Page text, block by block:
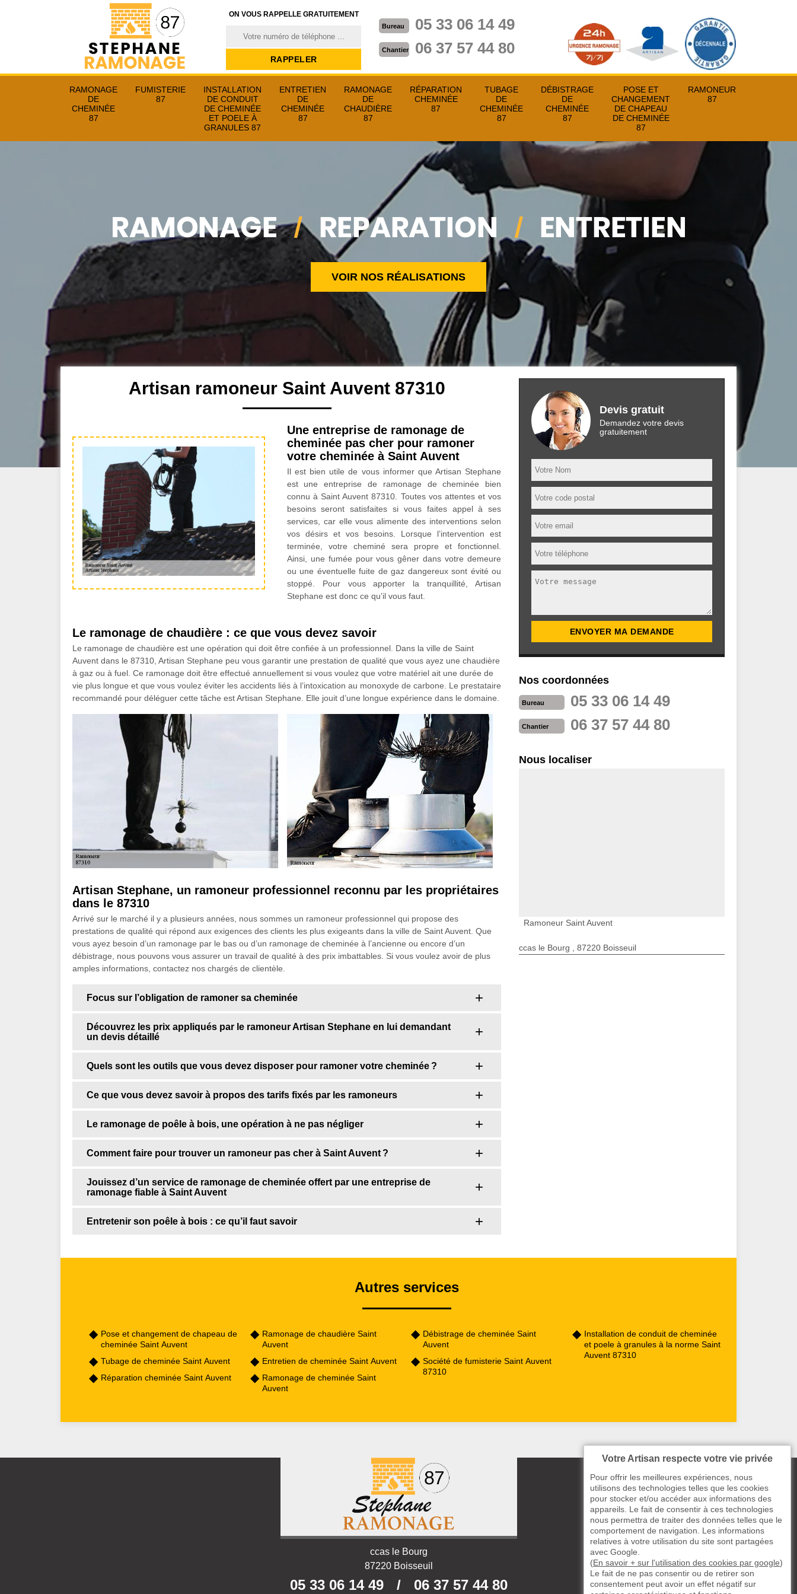
ON VOUS RAPPELLE GRATUITEMENT
Bureau 05 33 06 14 49
Chantier 06 37 57 44 80
RAMONAGE
DE
CHEMINÉE
87
FUMISTERIE
87
INSTALLATION
DE CONDUIT
DE CHEMINÉE
ET POELE À
GRANULES 87
ENTRETIEN
DE
CHEMINÉE
87
RAMONAGE
DE
CHAUDIÈRE
87
RÉPARATION
CHEMINÉE
87
TUBAGE
DE
CHEMINÉE
87
DÉBISTRAGE
DE
CHEMINÉE
87
POSE ET
CHANGEMENT
DE CHAPEAU
DE CHEMINÉE
87
RAMONEUR
87
VOIR NOS RÉALISATIONS
Artisan ramoneur Saint Auvent 87310
Une entreprise de ramonage de
cheminée pas cher pour ramoner
votre cheminée à Saint Auvent
Il est bien utile de vous informer que Artisan Stephane
est une entreprise de ramonage de cheminée bien
connu à Saint Auvent 87310. Toutes vos attentes et vos
besoins seront satisfaites si vous faites appel à ses
services, car elle vous alimente des interventions selon
vos désirs et vos besoins. Lorsque l’intervention est
terminée, votre cheminé sera propre et fonctionnel.
Ainsi, une fumée pour vous gêner dans votre demeure
ou une éventuelle fuite de gaz dangereux sont évité ou
stoppé. Pour vous apporter la tranquillité, Artisan
Stephane est donc ce qu’il vous faut.
Le ramonage de chaudière : ce que vous devez savoir
Le ramonage de chaudière est une opération qui doit être confiée à un professionnel. Dans la ville de Saint
Auvent dans le 87310, Artisan Stephane peu vous garantir une prestation de qualité que vous ayez une chaudière
à gaz ou à fuel. Ce ramonage doit être effectué annuellement si vous voulez que votre matériel ait une durée de
vie plus longue et que vous voulez éviter les accidents liés à l’intoxication au monoxyde de carbone. Le prestataire
recommandé pour déléguer cette tâche est Artisan Stephane. Elle jouit d’une longue expérience dans le domaine.
Artisan Stephane, un ramoneur professionnel reconnu par les propriétaires
dans le 87310
Arrivé sur le marché il y a plusieurs années, nous sommes un ramoneur professionnel qui propose des
prestations de qualité qui répond aux exigences des clients les plus exigeants dans la ville de Saint Auvent. Que
vous ayez besoin d’un ramonage par le bas ou d’un ramonage de cheminée à l’ancienne ou encore d’un
débistrage, nous pouvons vous assurer un travail de qualité à des prix imbattables. Si vous voulez avoir de plus
amples informations, contactez nos chargés de clientèle.
Focus sur l’obligation de ramoner sa cheminée
Découvrez les prix appliqués par le ramoneur Artisan Stephane en lui demandant
un devis détaillé
Quels sont les outils que vous devez disposer pour ramoner votre cheminée ?
Ce que vous devez savoir à propos des tarifs fixés par les ramoneurs
Le ramonage de poêle à bois, une opération à ne pas négliger
Comment faire pour trouver un ramoneur pas cher à Saint Auvent ?
Jouissez d’un service de ramonage de cheminée offert par une entreprise de
ramonage fiable à Saint Auvent
Entretenir son poêle à bois : ce qu’il faut savoir
Devis gratuit
Demandez votre devis
gratuitement
Nos coordonnées
Bureau 05 33 06 14 49
Chantier 06 37 57 44 80
Nous localiser
Ramoneur Saint Auvent
ccas le Bourg , 87220 Boisseuil
Autres services
Pose et changement de chapeau de
cheminée Saint Auvent
Tubage de cheminée Saint Auvent
Réparation cheminée Saint Auvent
Ramonage de chaudière Saint
Auvent
Entretien de cheminée Saint Auvent
Ramonage de cheminée Saint
Auvent
Débistrage de cheminée Saint
Auvent
Société de fumisterie Saint Auvent
87310
Installation de conduit de cheminée
et poele à granules à la norme Saint
Auvent 87310
ccas le Bourg
87220 Boisseuil
05 33 06 14 49 / 06 37 57 44 80
Votre Artisan respecte votre vie privée
Pour offrir les meilleures expériences, nous
utilisons des technologies telles que les cookies
pour stocker et/ou accéder aux informations des
appareils. Le fait de consentir à ces technologies
nous permettra de traiter des données telles que le
comportement de navigation. Les informations
relatives à votre utilisation du site sont partagées
avec Google.
(En savoir + sur l'utilisation des cookies par google)
Le fait de ne pas consentir ou de retirer son
consentement peut avoir un effet négatif sur